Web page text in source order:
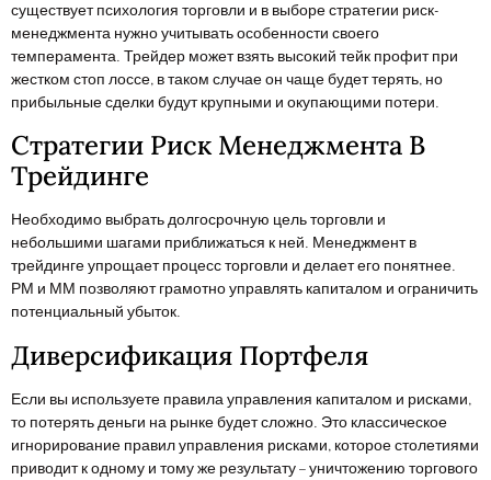
существует психология торговли и в выборе стратегии риск-
менеджмента нужно учитывать особенности своего
темперамента. Трейдер может взять высокий тейк профит при
жестком стоп лоссе, в таком случае он чаще будет терять, но
прибыльные сделки будут крупными и окупающими потери.
Стратегии Риск Менеджмента В
Трейдинге
Необходимо выбрать долгосрочную цель торговли и
небольшими шагами приближаться к ней. Менеджмент в
трейдинге упрощает процесс торговли и делает его понятнее.
РМ и ММ позволяют грамотно управлять капиталом и ограничить
потенциальный убыток.
Диверсификация Портфеля
Если вы используете правила управления капиталом и рисками,
то потерять деньги на рынке будет сложно. Это классическое
игнорирование правил управления рисками, которое столетиями
приводит к одному и тому же результату – уничтожению торгового